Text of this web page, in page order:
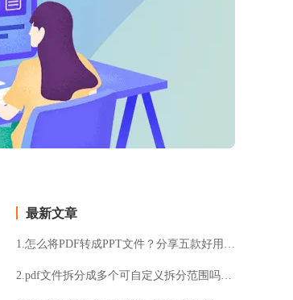
最新文章
1.怎么将PDF转成PPT文件？分享五款好用的PDF转PPT在线工具！
2.pdf文件拆分成多个可自定义拆分范围吗？三款免费工具轻松实现PDF按需拆分多份文件！